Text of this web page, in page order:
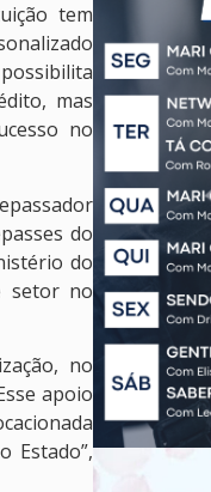
tem
mas
no
do
do
setor no
no
apoio
Estado”,